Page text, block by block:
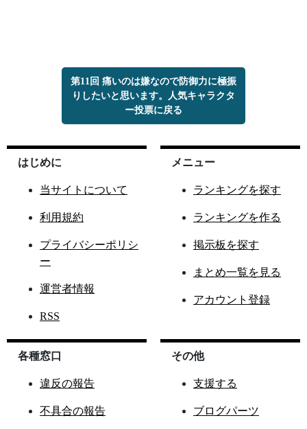
第11回 痛いのは嫌なので防御力に極振
りしたいと思います。人気キャラクタ
ー投票に戻る
はじめに
当サイトについて
利用規約
プライバシーポリシ
ー
運営者情報
RSS
メニュー
ランキングを探す
ランキングを作る
掲示板を探す
まとめ一覧を見る
アカウント登録
各種窓口
違反の報告
不具合の報告
その他
支援する
ブログパーツ